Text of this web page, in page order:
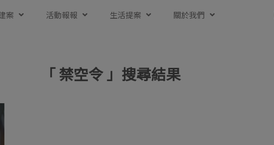
案 活動報報 生活提案 關於我們
「 禁空令 」搜尋結果